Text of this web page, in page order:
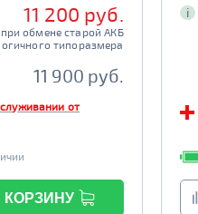
11 200 руб.
при обмене старой АКБ
типоразмера
11 900 руб.
от
КОРЗИНУ
i